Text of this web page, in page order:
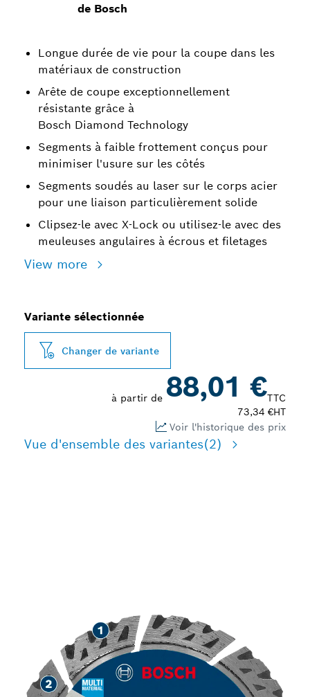
de Bosch
Longue durée de vie pour la coupe dans les
matériaux de construction
Arête de coupe exceptionnellement
résistante grâce à
Bosch Diamond Technology
Segments à faible frottement conçus pour
minimiser l'usure sur les côtés
Segments soudés au laser sur le corps acier
pour une liaison particulièrement solide
Clipsez-le avec X-Lock ou utilisez-le avec des
meuleuses angulaires à écrous et filetages
View more
Variante sélectionnée
Changer de variante
à partir de 88,01 €TTC
73,34 €HT
Voir l'historique des prix
Vue d'ensemble des variantes(2)